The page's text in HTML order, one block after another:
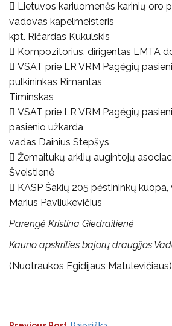
 Lietuvos kariuomenės karinių oro
vadovas kapelmeisteris
kpt. Ričardas Kukulskis
 Kompozitorius, dirigentas LMTA
 VSAT prie LR VRM Pagėgių
pulkininkas Rimantas
Timinskas
 VSAT prie LR VRM Pagėgių
pasienio užkarda,
vadas Dainius Stepšys
 Žemaitukų arklių augintojų
Šveistienė
 KASP Šakių 205 pėstininkų
Marius Pavliukevičius
Parengė Kristina Giedraitienė
Kauno apskrities bajorų draugijos
(Nuotraukos Egidijaus Matulevičiaus)